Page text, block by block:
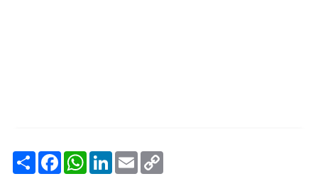
Share FacebookWhatsApp
LinkedInEmail